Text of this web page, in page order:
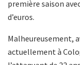
première saison
d’euros.
Malheureusement,
actuellement à